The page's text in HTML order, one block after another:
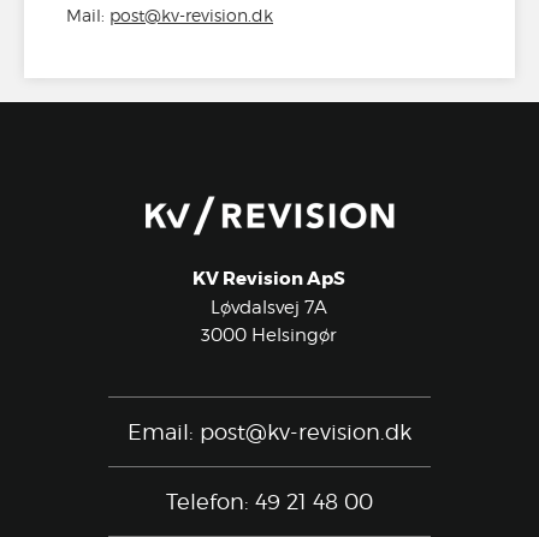
Mail: post@kv-revision.dk
KV Revision ApS
Løvdalsvej 7A
3000 Helsingør
Email: post@kv-revision.dk
Telefon: 49 21 48 00